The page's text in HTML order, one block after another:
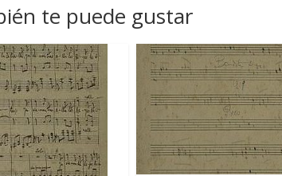
te puede gustar